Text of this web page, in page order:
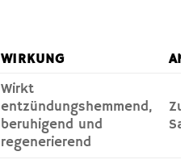
WIRKUNG
Wirkt
entzündungshemmend,
beruhigend und
regenerierend